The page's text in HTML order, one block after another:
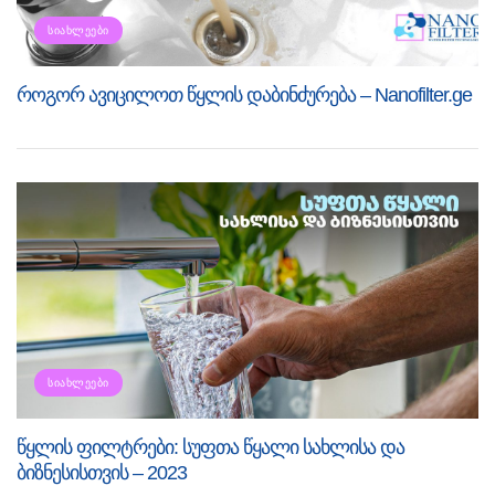
ᲡᲘᲐᲮᲚᲔᲔᲑᲘ
როგორ ავიცილოთ წყლის დაბინძურება – Nanofilter.ge
ᲡᲘᲐᲮᲚᲔᲔᲑᲘ
წყლის ფილტრები: სუფთა წყალი სახლისა და
ბიზნესისთვის – 2023